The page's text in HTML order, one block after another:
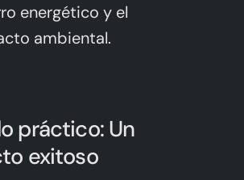
energético y el
ambiental.
práctico: Un
exitoso